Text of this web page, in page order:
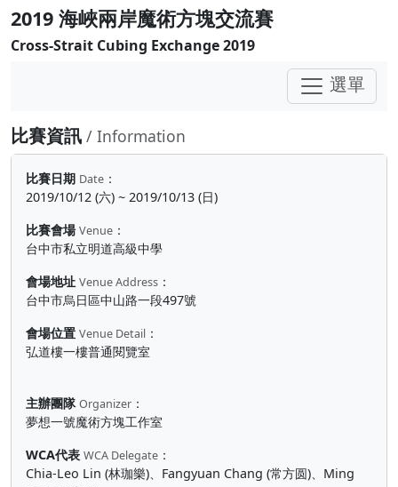
2019 海峽兩岸魔術方塊交流賽
Cross-Strait Cubing Exchange 2019
選單
比賽資訊 / Information
比賽日期 Date ：
2019/10/12 (六) ~ 2019/10/13 (日)
比賽會場 Venue ：
台中市私立明道高級中學
會場地址 Venue Address ：
台中市烏日區中山路一段497號
會場位置 Venue Detail ：
弘道樓一樓普通閱覽室
主辦團隊 Organizer ：
夢想一號魔術方塊工作室
WCA代表 WCA Delegate ：
Chia-Leo Lin (林珈樂)、Fangyuan Chang (常方圆)、Ming